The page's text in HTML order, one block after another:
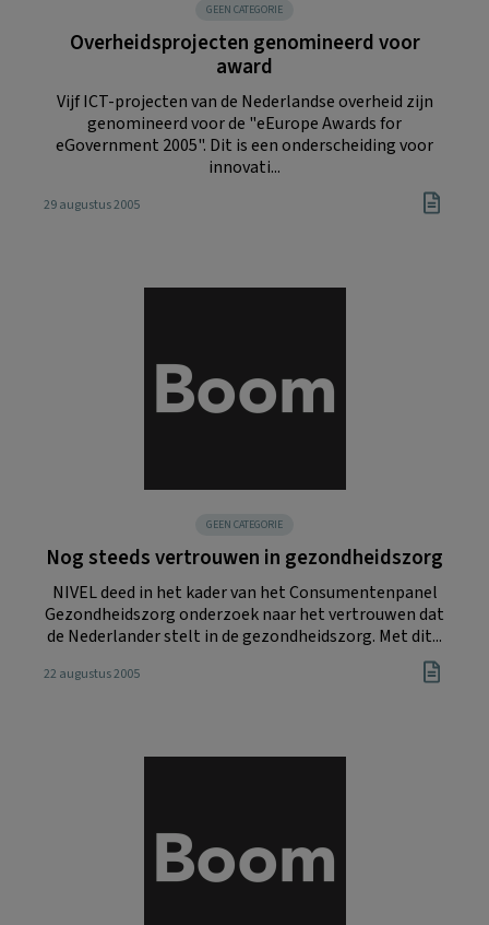
GEEN CATEGORIE
Overheidsprojecten genomineerd voor
award
Vijf ICT-projecten van de Nederlandse overheid zijn
genomineerd voor de "eEurope Awards for
eGovernment 2005". Dit is een onderscheiding voor
innovati...
29 augustus 2005
GEEN CATEGORIE
Nog steeds vertrouwen in gezondheidszorg
NIVEL deed in het kader van het Consumentenpanel
Gezondheidszorg onderzoek naar het vertrouwen dat
de Nederlander stelt in de gezondheidszorg. Met dit...
22 augustus 2005